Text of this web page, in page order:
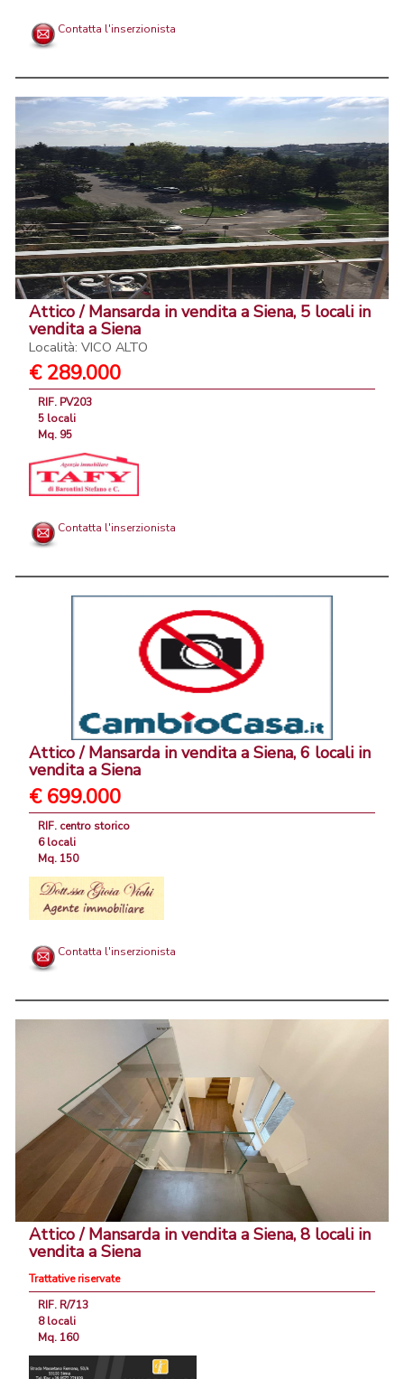
Contatta l'inserzionista
Attico / Mansarda in vendita a Siena, 5 locali in
vendita a Siena
Località: VICO ALTO
€ 289.000
RIF. PV203
5 locali
Mq. 95
Contatta l'inserzionista
Attico / Mansarda in vendita a Siena, 6 locali in
vendita a Siena
€ 699.000
RIF. centro storico
6 locali
Mq. 150
Contatta l'inserzionista
Attico / Mansarda in vendita a Siena, 8 locali in
vendita a Siena
Trattative riservate
RIF. R/713
8 locali
Mq. 160